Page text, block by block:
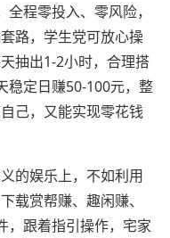
程零投入、零风险，
路，学生党可放心操
抽出1-2小时，合理搭
稳定日赚50-100元，整
己，又能实现零花钱
的娱乐上，不如利用
载赏帮赚、趣闲赚、
，跟着指引操作，宅家